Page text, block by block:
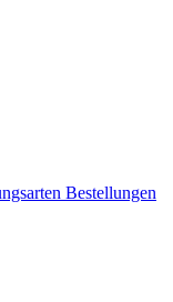
Bestellungen